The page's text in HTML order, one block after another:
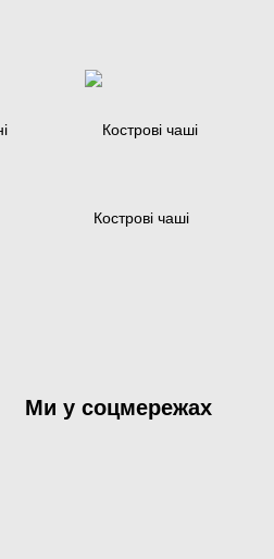
Кострові чаші
Ми у соцмережах